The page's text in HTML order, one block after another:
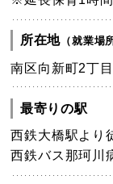
所在地 （就業場
南区向新町2丁
最寄りの駅
西鉄大橋駅より
西鉄バス那珂川